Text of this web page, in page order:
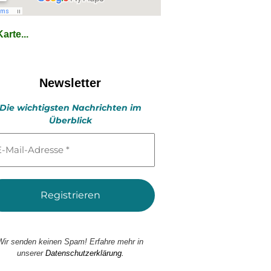
Newsletter
Die wichtigsten Nachrichten im
Überblick
senden keinen Spam! Erfahre mehr in
unserer Datenschutzerklärung.